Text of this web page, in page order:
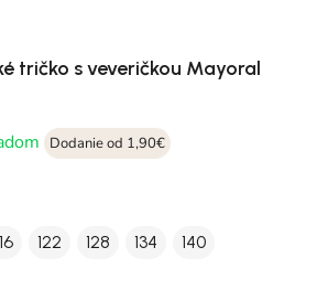
tričko s veveričkou Mayoral
Dodanie od 1,90€
122 128 134 140